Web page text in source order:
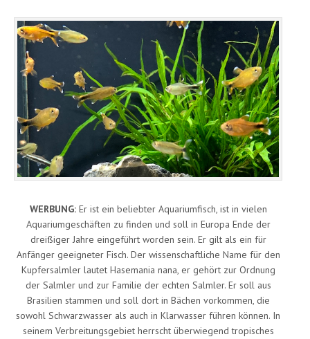
WERBUNG:Er ist ein beliebter Aquariumfisch, ist in vielen
Aquariumgeschäften zu finden und soll in Europa Ende der
dreißiger Jahre eingeführt worden sein. Er gilt als ein für
Anfänger geeigneter Fisch. Der wissenschaftliche Name für den
Kupfersalmler lautet Hasemania nana, er gehört zur Ordnung
der Salmler und zur Familie der echten Salmler. Er soll aus
Brasilien stammen und soll dort in Bächen vorkommen, die
sowohl Schwarzwasser als auch in Klarwasser führen können. In
seinem Verbreitungsgebiet herrscht überwiegend tropisches